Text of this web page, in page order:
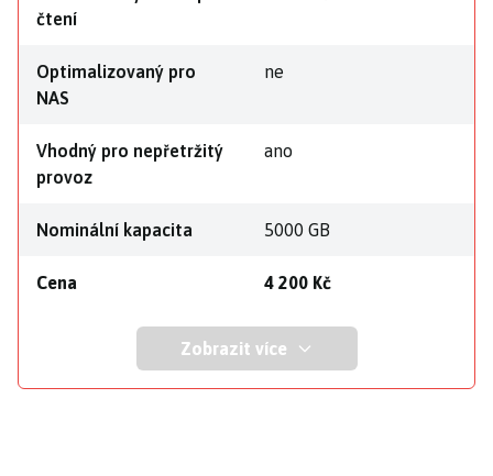
čtení
Optimalizovaný pro
NAS
ne
Vhodný pro nepřetržitý
provoz
ano
Nominální kapacita 5000 GB
Cena 4 200 Kč
Zobrazit více